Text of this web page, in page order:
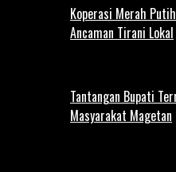
Koperasi Merah
Ancaman Tirani Lokal
Tantangan Bupati
Masyarakat Magetan